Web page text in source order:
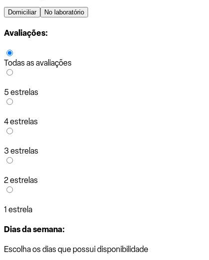
Domiciliar No laboratório
Avaliações:
Todas as avaliações
5 estrelas
4 estrelas
3 estrelas
2 estrelas
1 estrela
Dias da semana:
Escolha os dias que possui disponibilidade